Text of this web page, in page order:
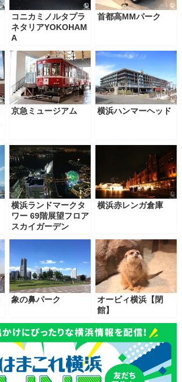
コニカミノルタプラ
ネタリアYOKOHAM
A
首都高MMパーク
京急ミュージアム 横浜ハンマーヘッド
横浜ランドマークタ
ワー 69階展望フロア
スカイガーデン
横浜赤レンガ倉庫
象の鼻パーク
オービィ横浜【閉
館】